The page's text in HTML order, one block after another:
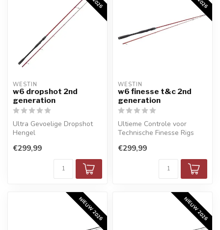
WESTIN
w6 dropshot 2nd
generation
Ultra Gevoelige Dropshot
Hengel
€299,99
WESTIN
w6 finesse t&c 2nd
generation
Ultieme Controle voor
Technische Finesse Rigs
€299,99
NIEUW 2026 NIEUW 2026